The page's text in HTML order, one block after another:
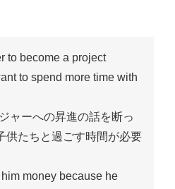
to become a project
to spend more time with
ャーへの昇進の話を断っ
供たちと過ごす時間が必要
money because he